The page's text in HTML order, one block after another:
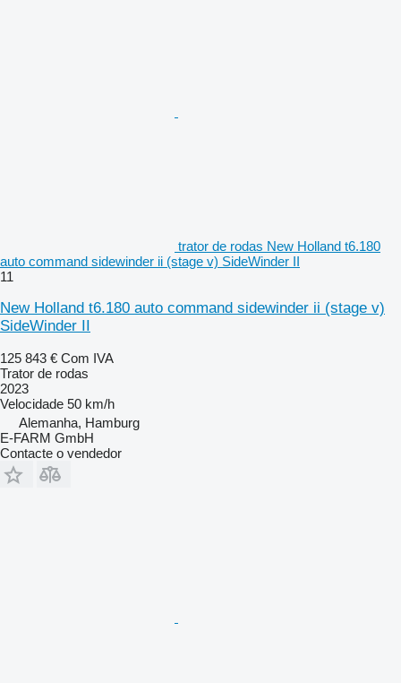
trator de rodas New Holland t6.180
auto command sidewinder ii (stage v) SideWinder II
11
New Holland t6.180 auto command sidewinder ii (stage v)
SideWinder II
125 843 € Com IVA
Trator de rodas
2023
Velocidade 50 km/h
Alemanha, Hamburg
E-FARM GmbH
Contacte o vendedor